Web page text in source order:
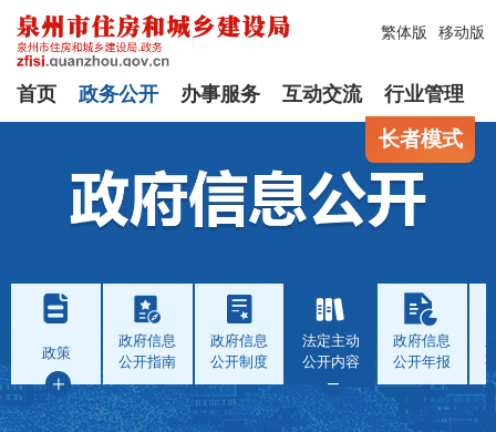
繁体版 移动版
首页 政务公开 办事服务 互动交流 行业管理
长者模式
政策
政府信息
公开指南
政府信息
公开制度
法定主动
公开内容
政府信息
公开年报